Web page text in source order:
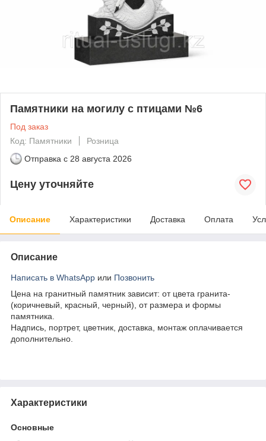
Памятники на могилу с птицами №6
Под заказ
Код: Памятники
Розница
Отправка с 28 августа 2026
Цену уточняйте
Описание Характеристики Доставка Оплата
Описание
Написать в WhatsApp или Позвонить
Цена на гранитный памятник зависит: от цвета гранита-
(коричневый, красный, черный), от размера и формы
памятника.
Надпись, портрет, цветник, доставка, монтаж оплачивается
дополнительно.
Характеристики
Основные